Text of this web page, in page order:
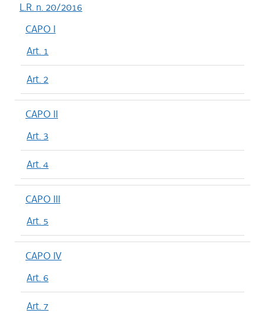
L.R. n. 20/2016
CAPO I
Art. 1
Art. 2
CAPO II
Art. 3
Art. 4
CAPO III
Art. 5
CAPO IV
Art. 6
Art. 7